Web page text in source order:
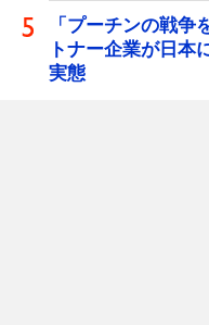
「プーチンの戦
トナー企業が日本
実態